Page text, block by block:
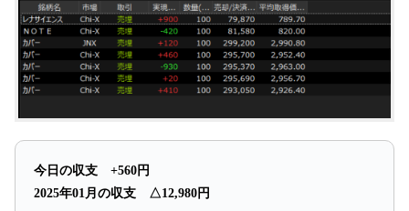
今日の収支 +560円
2025年01月の収支 △12,980円